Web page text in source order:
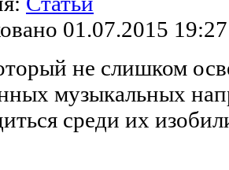
01.07.2015 19:27
не слишком
музыкальных
среди их